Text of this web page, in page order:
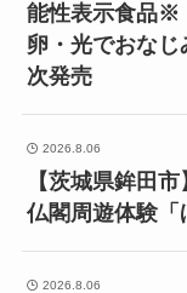
能性表示食品※
卵・光でおな
次発売
2026.8.06
【茨城県鉾田
仏閣周遊体験「
2026.8.06